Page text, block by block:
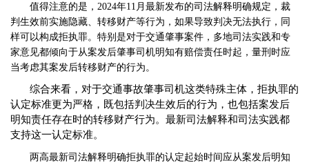
值得注意的是， 2024年11月最新发布的司法解释明确规定，裁
判生效前实施隐藏、转移财产等行为，如果导致判决无法执行，同
样可以构成拒执罪。特别是对于交通肇事案件，多地司法实践和专
家意见都倾向于从案发后肇事司机明知有赔偿责任时起，量刑时应
当考虑其案发后转移财产的行为。
综合来看，对于交通事故肇事司机这类特殊主体，拒执罪的
认定标准更为严格，既包括判决生效后的行为，也包括案发后
明知责任存在时的转移财产行为。最新司法解释和司法实践都
支持这一认定标准。
两高最新司法解释明确拒执罪的认定起始时间应从案发后明知